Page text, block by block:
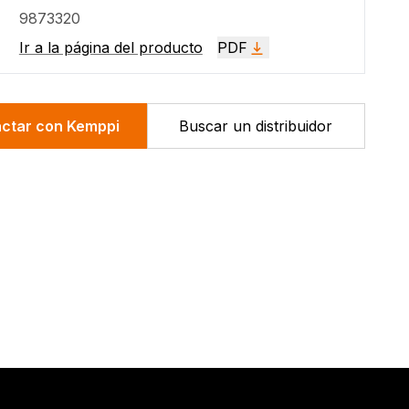
manguera de aire, unidad FA Flow Control,
cinturón confort.
9873320
Ir a la página del producto
PDF
con Kemppi Buscar un distribuidor